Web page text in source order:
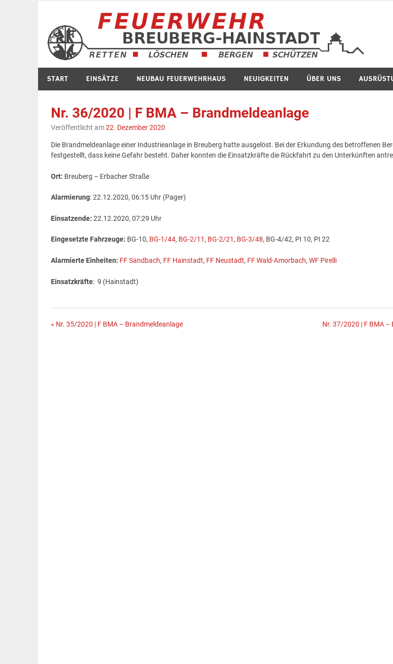
springen
START EINSÄTZE NEUBAU FEUERWEHRHAUS NEUIGKEITEN ÜBER UNS
Nr. 36/2020 | F BMA – Brandmeldeanlage
Veröffentlicht am22. Dezember 2020
Die Brandmeldeanlage einer Industrieanlage in Breuberg hatte ausgelöst. Bei der Erkundung des betroffenen
festgestellt, dass keine Gefahr besteht. Daher konnten die Einsatzkräfte die Rückfahrt zu den Unterkünften
Ort: Breuberg – Erbacher Straße
Alarmierung: 22.12.2020, 06:15 Uhr (Pager)
Einsatzende: 22.12.2020, 07:29 Uhr
Eingesetzte Fahrzeuge: BG-10, BG-1/44, BG-2/11, BG-2/21, BG-3/48, BG-4/42, PI 10, PI 22
Alarmierte Einheiten: FF Sandbach, FF Hainstadt, FF Neustadt, FF Wald-Amorbach, WF Pirelli
Einsatzkräfte: 9 (Hainstadt)
Beitragsnavigation
« Nr. 35/2020 | F BMA – Brandmeldeanlage Nr. 37/2020 | F BMA –